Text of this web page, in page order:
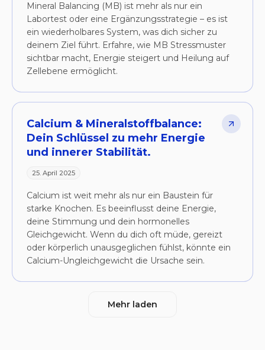
Mineral Balancing (MB) ist mehr als nur ein
Labortest oder eine Ergänzungsstrategie – es ist
ein wiederholbares System, was dich sicher zu
deinem Ziel führt. Erfahre, wie MB Stressmuster
sichtbar macht, Energie steigert und Heilung auf
Zellebene ermöglicht.
Calcium & Mineralstoffbalance:
Dein Schlüssel zu mehr Energie
und innerer Stabilität.
25. April 2025
Calcium ist weit mehr als nur ein Baustein für
starke Knochen. Es beeinflusst deine Energie,
deine Stimmung und dein hormonelles
Gleichgewicht. Wenn du dich oft müde, gereizt
oder körperlich unausgeglichen fühlst, könnte ein
Calcium-Ungleichgewicht die Ursache sein.
Mehr laden